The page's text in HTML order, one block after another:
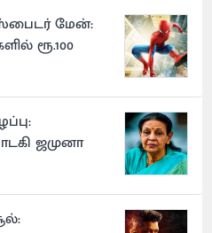
மேன்:
ரூ.100
ஜமுனா